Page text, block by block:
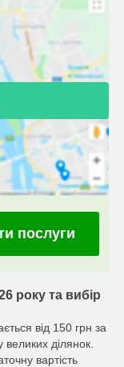
послуги
року та вибір
від 150 грн за
ділянок.
вартість